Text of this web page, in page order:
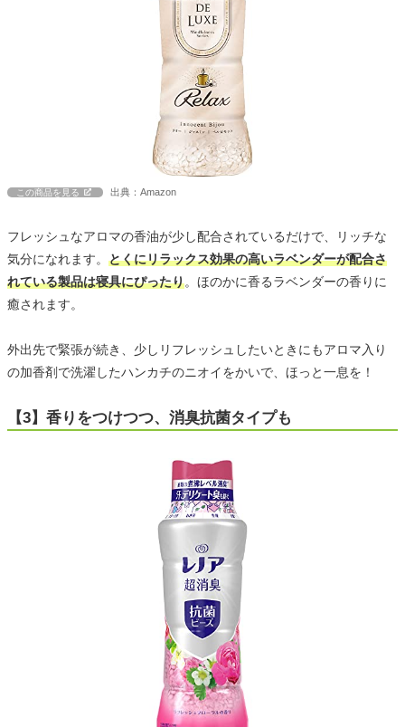
この商品を見る 出典：Amazon
フレッシュなアロマの香油が少し配合されているだけで、リッチな
気分になれます。 とくにリラックス効果の高いラベンダーが配合さ
れている製品は寝具にぴったり。ほのかに香るラベンダーの香りに
癒されます。
外出先で緊張が続き、少しリフレッシュしたいときにもアロマ入り
の加香剤で洗濯したハンカチのニオイをかいで、ほっと一息を！
【3】香りをつけつつ、消臭抗菌タイプも